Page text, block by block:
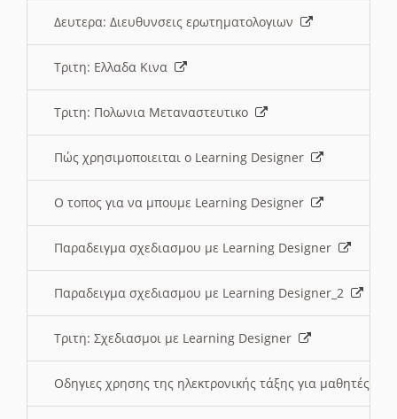
Δευτερα: Διευθυνσεις ερωτηματολογιων
Τριτη: Ελλαδα Κινα
Τριτη: Πολωνια Μεταναστευτικο
Πώς χρησιμοποιειται ο Learning Designer
O τοπος για να μπουμε Learning Designer
Παραδειγμα σχεδιασμου με Learning Designer
Παραδειγμα σχεδιασμου με Learning Designer_2
Τριτη: Σχεδιασμοι με Learning Designer
Οδηγιες χρησης της ηλεκτρονικής τάξης για μαθητές